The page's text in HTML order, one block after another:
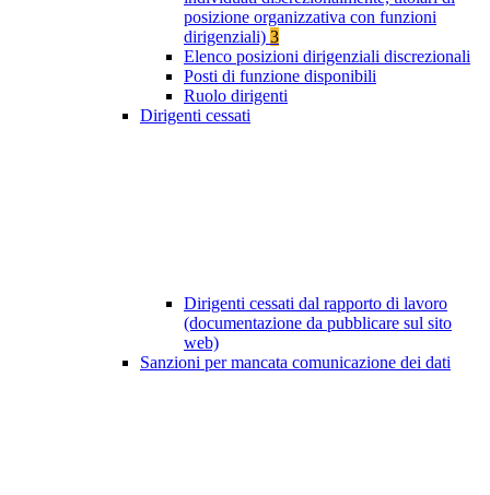
posizione organizzativa con funzioni
dirigenziali) 3
Elenco posizioni dirigenziali discrezionali
Posti di funzione disponibili
Ruolo dirigenti
Dirigenti cessati
Dirigenti cessati dal rapporto di lavoro
(documentazione da pubblicare sul sito
web)
Sanzioni per mancata comunicazione dei dati